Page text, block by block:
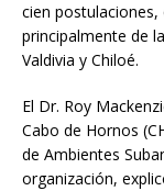
cien
principalmente de
Valdivia y Chiloé.
El Dr. Roy
Cabo de Hornos
de Ambientes
organización,